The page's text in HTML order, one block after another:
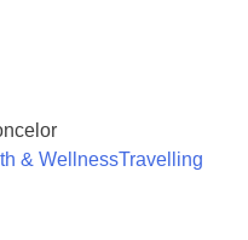
& WellnessTravelling